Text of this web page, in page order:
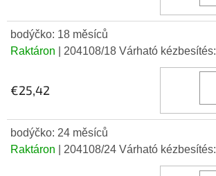
bodýčko: 18 měsíců
Raktáron
| 204108/18 Várható kézbesítés:
€25,42
bodýčko: 24 měsíců
Raktáron
| 204108/24 Várható kézbesítés: